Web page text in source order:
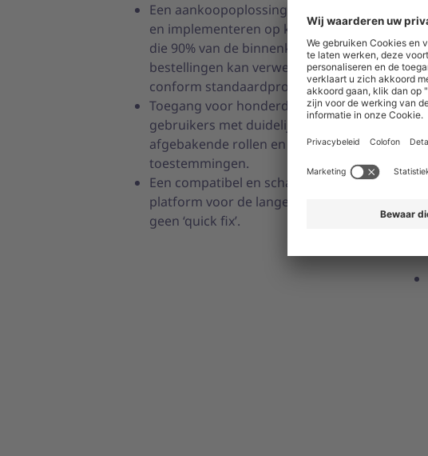
Een aankoopoplossing integreren
en implementeren op korte termijn,
die 90% van de binnenkomende
bestellingen kan verwerken
conform standaardprocessen.
Toegang voor honderden
gebruikers met duidelijk
afgebakende rollen en
toestemmingen.
Een compatibel en schaalbaar
platform voor de lange termijn,
geen ‘quick fix’.